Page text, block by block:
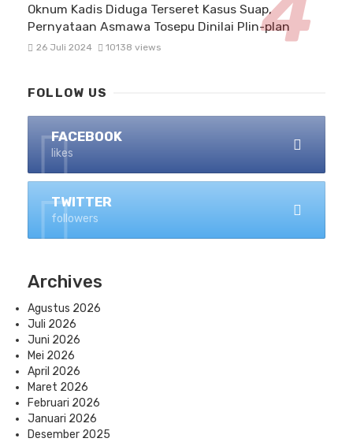
Oknum Kadis Diduga Terseret Kasus Suap,
Pernyataan Asmawa Tosepu Dinilai Plin-plan
26 Juli 2024 10138 views
FOLLOW US
FACEBOOK
likes
TWITTER
followers
Archives
Agustus 2026
Juli 2026
Juni 2026
Mei 2026
April 2026
Maret 2026
Februari 2026
Januari 2026
Desember 2025